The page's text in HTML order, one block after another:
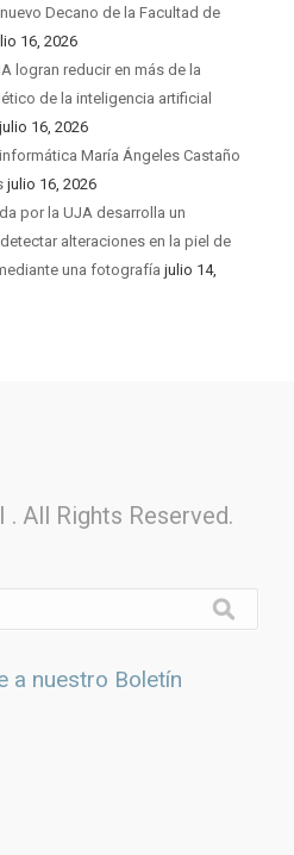
Decano de la Facultad de
16, 2026
logran reducir en más de la
de la inteligencia artificial
julio 16, 2026
María Ángeles Castaño
julio 16, 2026
por la UJA desarrolla un
alteraciones en la piel de
una fotografía julio 14,
. All Rights Reserved.
a nuestro Boletín